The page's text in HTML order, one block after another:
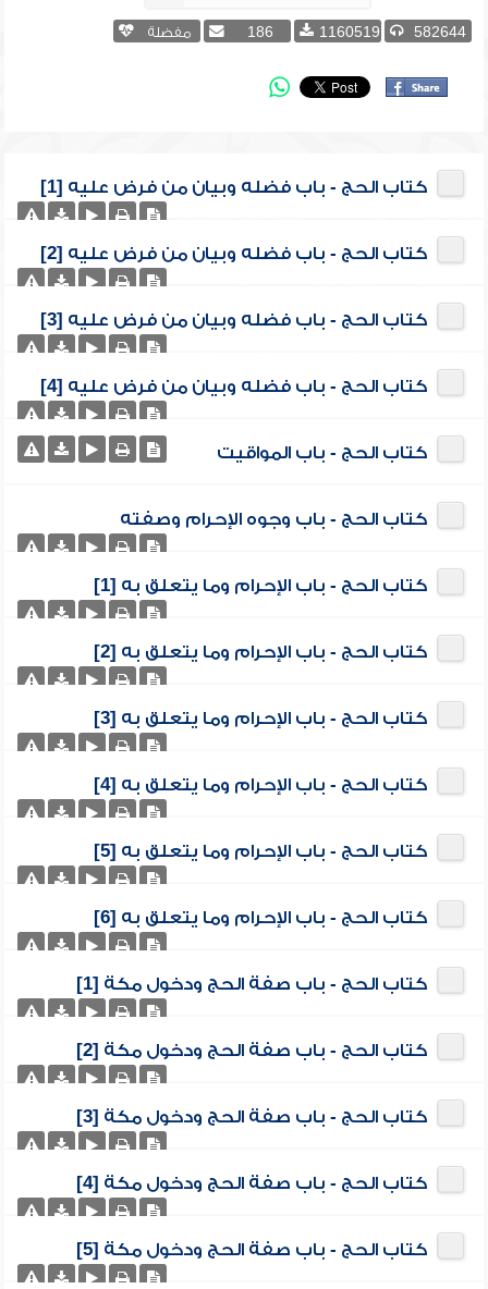
582644
1160519
186 مفضلة
كتاب الحج - باب فضله وبيان من فرض عليه [1]
كتاب الحج - باب فضله وبيان من فرض عليه [2]
كتاب الحج - باب فضله وبيان من فرض عليه [3]
كتاب الحج - باب فضله وبيان من فرض عليه [4]
كتاب الحج - باب المواقيت
كتاب الحج - باب وجوه الإحرام وصفته
كتاب الحج - باب الإحرام وما يتعلق به [1]
كتاب الحج - باب الإحرام وما يتعلق به [2]
كتاب الحج - باب الإحرام وما يتعلق به [3]
كتاب الحج - باب الإحرام وما يتعلق به [4]
كتاب الحج - باب الإحرام وما يتعلق به [5]
كتاب الحج - باب الإحرام وما يتعلق به [6]
كتاب الحج - باب صفة الحج ودخول مكة [1]
كتاب الحج - باب صفة الحج ودخول مكة [2]
كتاب الحج - باب صفة الحج ودخول مكة [3]
كتاب الحج - باب صفة الحج ودخول مكة [4]
كتاب الحج - باب صفة الحج ودخول مكة [5]